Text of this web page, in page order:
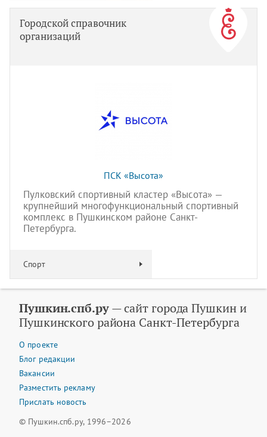
Городской справочник
организаций
ПСК «Высота»
Пулковский спортивный кластер «Высота» —
крупнейший многофункциональный спортивный
комплекс в Пушкинском районе Санкт-
Петербурга.
Спорт
Пушкин.спб.ру— сайт города Пушкин и
Пушкинского района Санкт-Петербурга
О проекте
Блог редакции
Вакансии
Разместить рекламу
Прислать новость
© Пушкин.спб.ру, 1996–2026